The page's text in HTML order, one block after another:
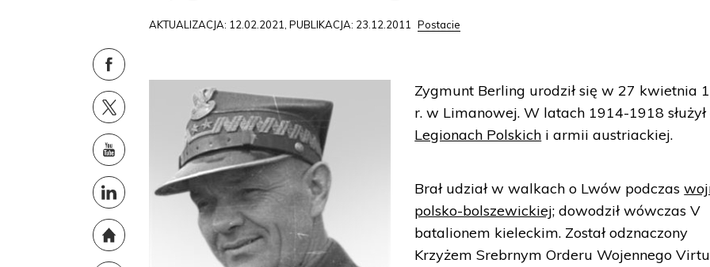
AKTUALIZACJA: 12.02.2021, PUBLIKACJA: 23.12.2011 Postacie
Zygmunt Berling urodził się w 27 kwietnia
r. w Limanowej. W latach 1914-1918
Legionach Polskich i armii austriackiej.
Brał udział w walkach o Lwów podczas
polsko-bolszewickiej; dowodził wówczas V
batalionem kieleckim. Został odznaczony
Krzyżem Srebrnym Orderu Wojennego